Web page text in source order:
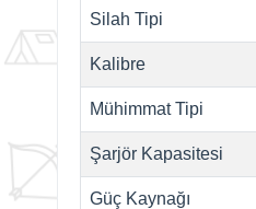
Silah Tipi
Kalibre
Mühimmat Tipi
Şarjör Kapasitesi
Güç Kaynağı